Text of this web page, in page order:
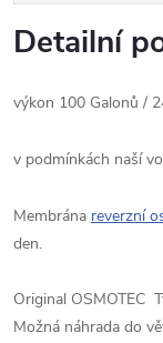
Detailní
výkon 100 Galonů /
v podmínkách naší
Membrána reverzní
den.
Original OSMOTEC
Možná náhrada do